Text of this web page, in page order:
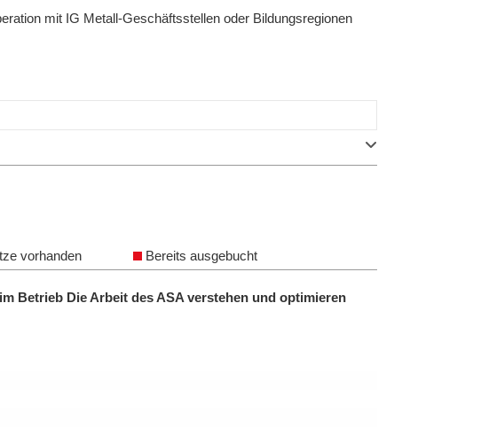
mit IG Metall-Geschäftsstellen oder Bildungsregionen
vorhanden Bereits ausgebucht
Betrieb Die Arbeit des ASA verstehen und optimieren